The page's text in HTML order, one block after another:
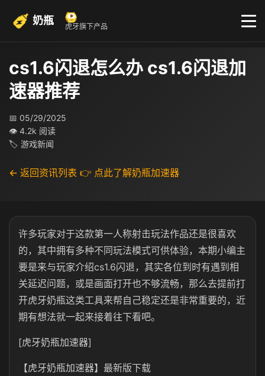
奶瓶 虎牙旗下产品
cs1.6闪退怎么办 cs1.6闪退加
速器推荐
📅 05/29/2025
👁 4.2k 阅读
🏷 游戏新闻
← 返回资讯列表 👉 点此了解奶瓶加速器
许多玩家对于这款第一人称射击玩法作品还是很喜欢
的，其中拥有多种不同玩法模式可供体验，本期小编主
要是来与玩家介绍cs1.6闪退，其实各位到时有遇到相
关延迟问题，或是画面打开也不够流畅，那么去提前打
开虎牙奶瓶这类工具来帮自己稳定还是非常重要的，近
期有想法就一起来接着往下看吧。
[虎牙奶瓶加速器]
【虎牙奶瓶加速器】最新版下载